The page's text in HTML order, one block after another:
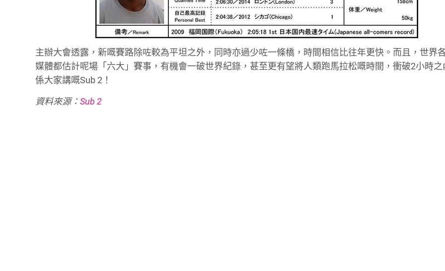
主辦大會透露，新嘅賽路除咗較為平坦之外，同時亦過少咗一條橋，時間相信比往年更快。而且，世界
媒體都估計呢場「六大」賽事，有機會一破世界紀錄，甚至更有望將人類跑馬拉松嘅時間，衝破2小時之
係大家講嘅Sub 2！
資料來源：Sub 2